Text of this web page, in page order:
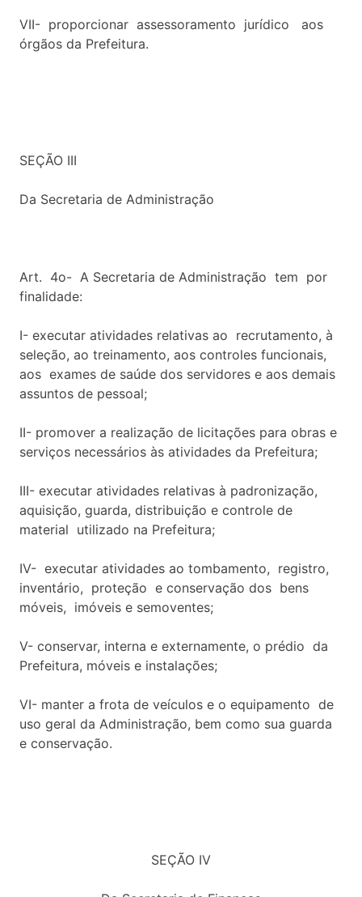
VII- proporcionar assessoramento jurídico aos
órgãos da Prefeitura.
SEÇÃO III
Da Secretaria de Administração
Art. 4o- A Secretaria de Administração tem por
finalidade:
I- executar atividades relativas ao recrutamento, à
seleção, ao treinamento, aos controles funcionais,
aos exames de saúde dos servidores e aos demais
assuntos de pessoal;
II- promover a realização de licitações para obras e
serviços necessários às atividades da Prefeitura;
III- executar atividades relativas à padronização,
aquisição, guarda, distribuição e controle de
material utilizado na Prefeitura;
IV- executar atividades ao tombamento, registro,
inventário, proteção e conservação dos bens
móveis, imóveis e semoventes;
V- conservar, interna e externamente, o prédio da
Prefeitura, móveis e instalações;
VI- manter a frota de veículos e o equipamento de
uso geral da Administração, bem como sua guarda
e conservação.
SEÇÃO IV